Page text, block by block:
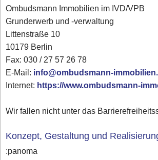
Ombudsmann Immobilien im IVD/VPB
Grunderwerb und -verwaltung
Littenstraße 10
10179 Berlin
Fax: 030 / 27 57 26 78
E-Mail: info@ombudsmann-
Internet: https://www.ombudsmann-
Wir fallen nicht unter das
Konzept, Gestaltung und
:panoma